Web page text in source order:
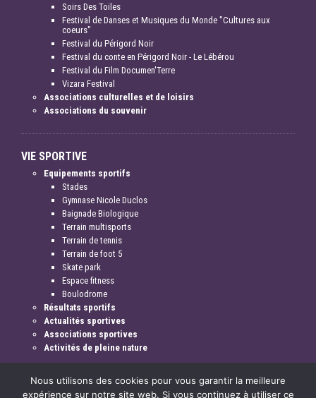
Soirs Des Toiles
Festival de Danses et Musiques du Monde "Cultures aux
coeurs"
Festival du Périgord Noir
Festival du conte en Périgord Noir - Le Lébérou
Festival du Film Documen'Terre
Vizara Festival
Associations culturelles et de loisirs
Associations du souvenir
VIE SPORTIVE
Equipements sportifs
Stades
Gymnase Nicole Duclos
Baignade Biologique
Terrain multisports
Terrain de tennis
Terrain de foot 5
Skate park
Espace fitness
Boulodrome
Résultats sportifs
Actualités sportives
Associations sportives
Activités de pleine nature
Nous utilisons des cookies pour vous garantir la meilleure
expérience sur notre site web. Si vous continuez à utiliser ce